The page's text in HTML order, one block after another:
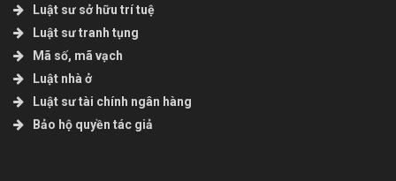
Luật sư sở hữu trí tuệ
Luật sư tranh tụng
Mã số, mã vạch
Luật nhà ở
Luật sư tài chính ngân hàng
Bảo hộ quyền tác giả